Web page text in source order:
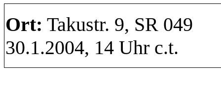
Ort: Takustr. 9,
30.1.2004, 14 Uhr c.t.